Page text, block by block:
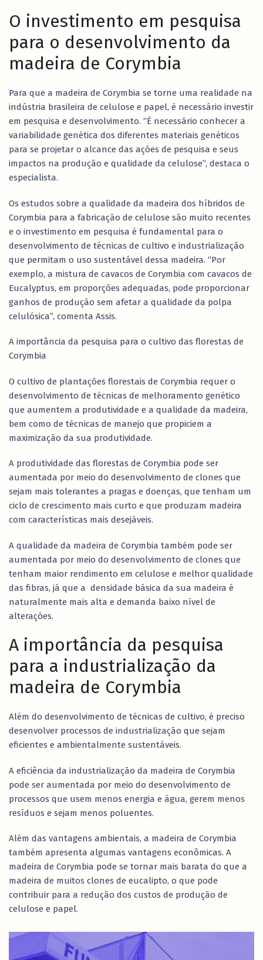
O investimento em pesquisa
para o desenvolvimento da
madeira de Corymbia
Para que a madeira de Corymbia se torne uma realidade na
indústria brasileira de celulose e papel, é necessário investir
em pesquisa e desenvolvimento. “É necessário conhecer a
variabilidade genética dos diferentes materiais genéticos
para se projetar o alcance das ações de pesquisa e seus
impactos na produção e qualidade da celulose”, destaca o
especialista.
Os estudos sobre a qualidade da madeira dos híbridos de
Corymbia para a fabricação de celulose são muito recentes
e o investimento em pesquisa é fundamental para o
desenvolvimento de técnicas de cultivo e industrialização
que permitam o uso sustentável dessa madeira. “Por
exemplo, a mistura de cavacos de Corymbia com cavacos de
Eucalyptus, em proporções adequadas, pode proporcionar
ganhos de produção sem afetar a qualidade da polpa
celulósica”, comenta Assis.
A importância da pesquisa para o cultivo das florestas de
Corymbia
O cultivo de plantações florestais de Corymbia requer o
desenvolvimento de técnicas de melhoramento genético
que aumentem a produtividade e a qualidade da madeira,
bem como de técnicas de manejo que propiciem a
maximização da sua produtividade.
A produtividade das florestas de Corymbia pode ser
aumentada por meio do desenvolvimento de clones que
sejam mais tolerantes a pragas e doenças, que tenham um
ciclo de crescimento mais curto e que produzam madeira
com características mais desejáveis.
A qualidade da madeira de Corymbia também pode ser
aumentada por meio do desenvolvimento de clones que
tenham maior rendimento em celulose e melhor qualidade
das fibras, já que a densidade básica da sua madeira é
naturalmente mais alta e demanda baixo nível de
alterações.
A importância da pesquisa
para a industrialização da
madeira de Corymbia
Além do desenvolvimento de técnicas de cultivo, é preciso
desenvolver processos de industrialização que sejam
eficientes e ambientalmente sustentáveis.
A eficiência da industrialização da madeira de Corymbia
pode ser aumentada por meio do desenvolvimento de
processos que usem menos energia e água, gerem menos
resíduos e sejam menos poluentes.
Além das vantagens ambientais, a madeira de Corymbia
também apresenta algumas vantagens econômicas. A
madeira de Corymbia pode se tornar mais barata do que a
madeira de muitos clones de eucalipto, o que pode
contribuir para a redução dos custos de produção de
celulose e papel.